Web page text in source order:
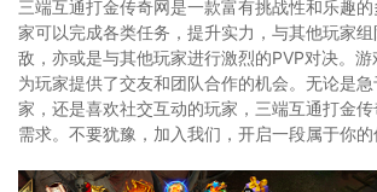
三端互通打金传奇网是一款富有挑战性和乐趣
家可以完成各类任务，提升实力，与其他玩家
敌，亦或是与其他玩家进行激烈的PVP对决。
为玩家提供了交友和团队合作的机会。无论是
家，还是喜欢社交互动的玩家，三端互通打金
需求。不要犹豫，加入我们，开启一段属于你的